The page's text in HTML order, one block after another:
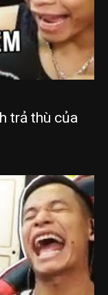
trả thù của